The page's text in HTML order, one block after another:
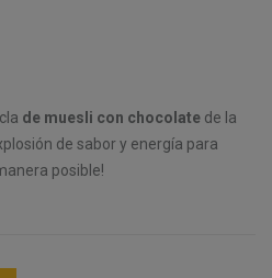
de muesli con chocolate de la
de sabor y energía para
posible!